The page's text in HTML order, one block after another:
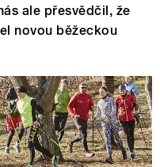
ale přesvědčil, že
novou běžeckou